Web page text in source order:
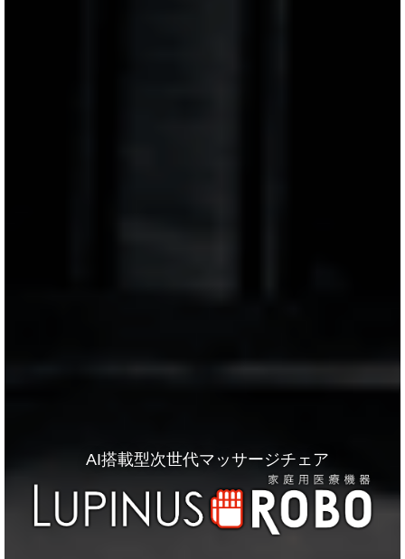
AI搭載型次世代マッサージチェア